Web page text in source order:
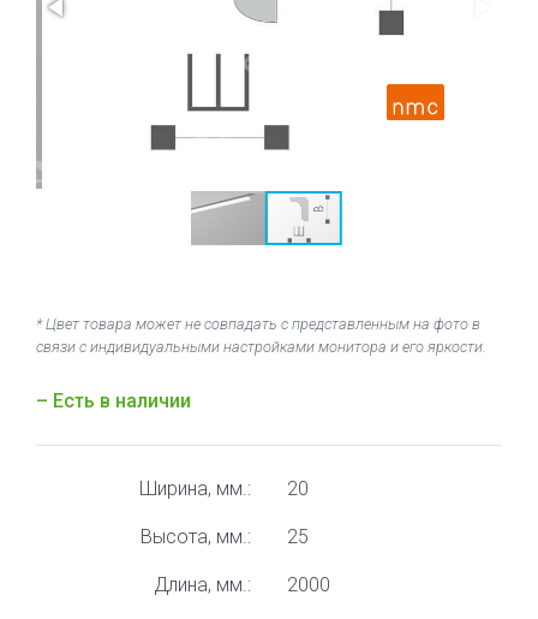
* Цвет товара может не совпадать с представленным на фото в
связи с индивидуальными настройками монитора и его яркости.
– Есть в наличии
Ширина, мм.: 20
Высота, мм.: 25
Длина, мм.: 2000